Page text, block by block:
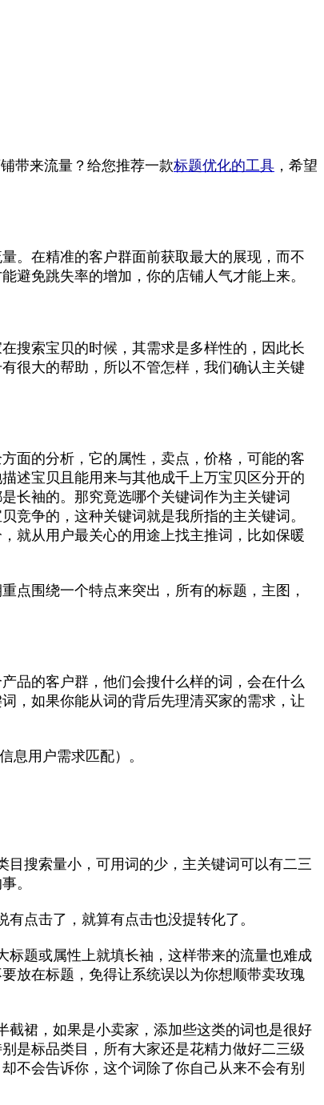
带来流量？给您推荐一款标题优化的工具 ，希望
。在精准的客户群面前获取最大的展现，而不
避免跳失率的增加，你的店铺人气才能上来。
搜索宝贝的时候，其需求是多样性的，因此长
很大的帮助，所以不管怎样，我们确认主关键
面的分析，它的属性，卖点，价格，可能的客
述宝贝且能用来与其他成千上万宝贝区分开的
长袖的。那究竟选哪个关键词作为主关键词
竞争的，这种关键词就是我所指的主关键词。
就从用户最关心的用途上找主推词，比如保暖
点围绕一个特点来突出，所有的标题，主图，
品的客户群，他们会搜什么样的词，会在什么
，如果你能从词的背后先理清买家的需求，让
息用户需求匹配）。
搜索量小，可用词的少，主关键词可以有二三
。
点击了，就算有点击也没提转化了。
题或属性上就填长袖，这样带来的流量也难成
放在标题，免得让系统误以为你想顺带卖玫瑰
裙，如果是小卖家，添加些这类的词也是很好
是标品类目，所有大家还是花精力做好二三级
不会告诉你，这个词除了你自己从来不会有别